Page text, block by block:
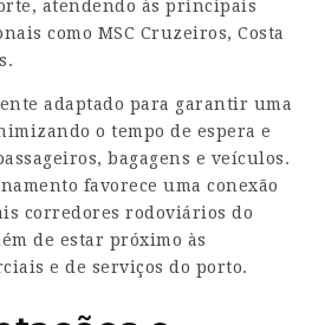
atendendo às principais
como MSC Cruzeiros, Costa
adaptado para garantir uma
o tempo de espera e
bagagens e veículos.
favorece uma conexão
corredores rodoviários do
de estar próximo às
e de serviços do porto.